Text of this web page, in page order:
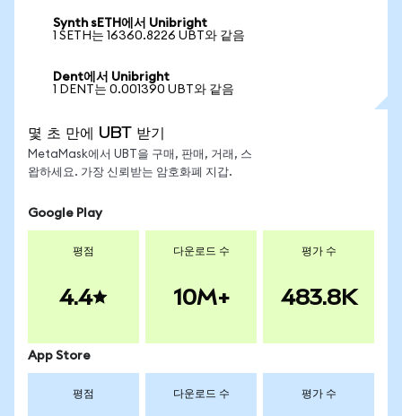
Synth sETH에서 Unibright
1 SETH는 16360.8226 UBT와 같음
Dent에서 Unibright
1 DENT는 0.001390 UBT와 같음
몇 초 만에 UBT 받기
MetaMask에서 UBT을 구매, 판매, 거래, 스
왑하세요. 가장 신뢰받는 암호화폐 지갑.
Google Play
평점
4.4
다운로드 수
10M+
평가 수
483.8K
App Store
평점 다운로드 수 평가 수